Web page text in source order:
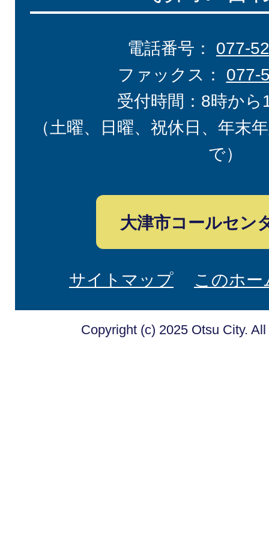
電話番号： 077-
ファックス： 077-
受付時間：8時から
（土曜、日曜、祝休日、年末
で）
大津市コールセン
サイトマップ このホ
Copyright (c) 2025 Otsu City.